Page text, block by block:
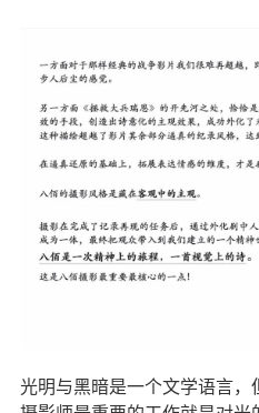
光明与黑暗是一个文学语言，